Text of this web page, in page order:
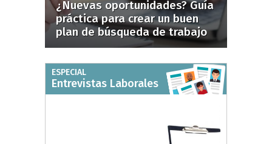
¿Nuevas oportunidades? Guía
práctica para crear un buen
plan de búsqueda de trabajo
ESPECIAL
Entrevistas Laborales